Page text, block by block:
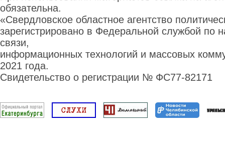
обязательна.
«Свердловское областное агентство
зарегистрировано в Федеральной службой по
связи,
информационных технологий и массовых
2021 года.
Свидетельство о регистрации № ФС77-82171